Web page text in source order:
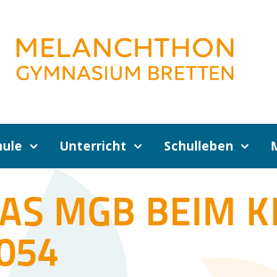
Unterricht Schulleben
MGB BEIM